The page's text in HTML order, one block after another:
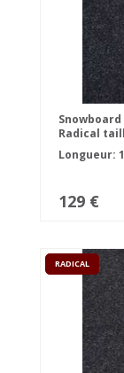
Radical
Longueur:
129 €
RADICAL